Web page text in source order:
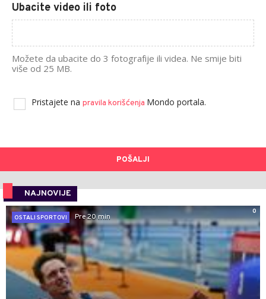
Ubacite video ili foto
Možete da ubacite do 3 fotografije ili videa. Ne smije biti
više od 25 MB.
Pristajete na pravila korišćenja Mondo portala.
POŠALJI
NAJNOVIJE
0
OSTALI SPORTOVI
Pre 20 min